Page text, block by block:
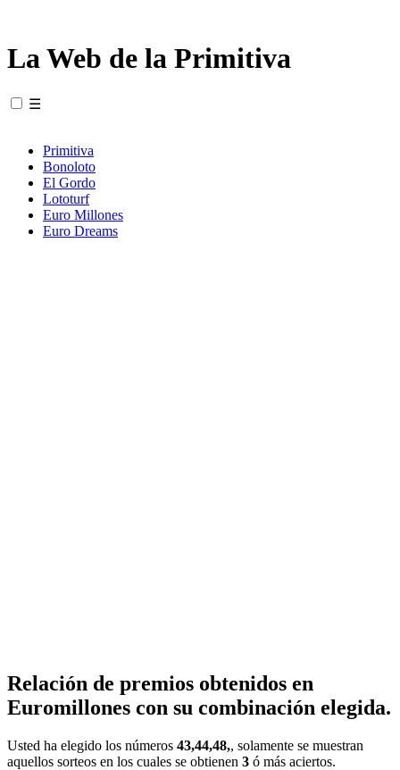
La Web de la Primitiva
☰
Primitiva
Bonoloto
El Gordo
Lototurf
Euro Millones
Euro Dreams
Relación de premios obtenidos en
Euromillones con su combinación elegida.
Usted ha elegido los números 43,44,48,, solamente se muestran
aquellos sorteos en los cuales se obtienen 3 ó más aciertos.